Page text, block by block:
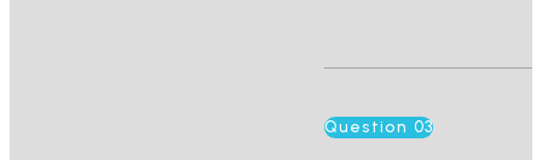
Question 03